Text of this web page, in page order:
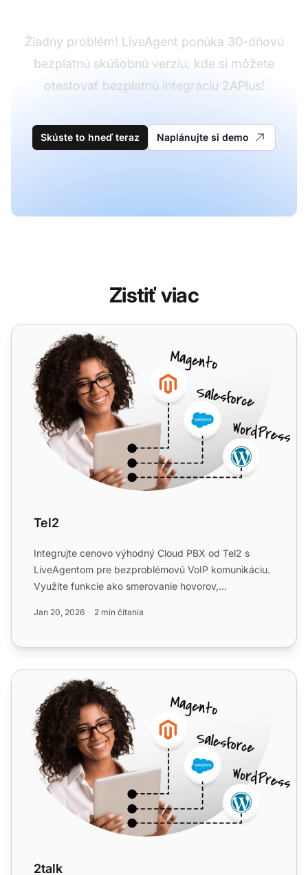
Žiadny problém! LiveAgent ponúka 30-dňovú
bezplatnú skúšobnú verziu, kde si môžete
otestovať bezplatnú integráciu 2APlus!
Skúste to hneď teraz Naplánujte si demo
Zistiť viac
Tel2
Tel2
Integrujte cenovo výhodný Cloud PBX od Tel2 s
LiveAgentom pre bezproblémovú VoIP komunikáciu.
Využite funkcie ako smerovanie hovorov,
Jan 20, 2026 2 min čítania
2talk
2talk